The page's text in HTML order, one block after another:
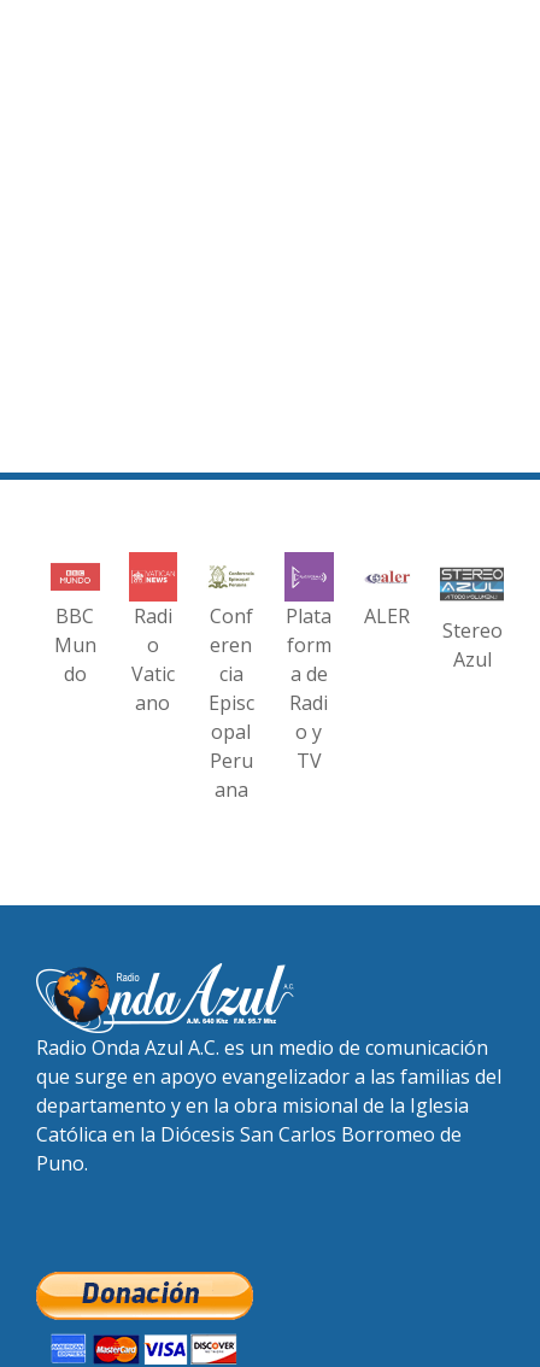
BBC
Mun
do
Radi
o
Vatic
ano
Conf
eren
cia
Episc
opal
Peru
ana
Plata
form
a de
Radi
o y
TV
ALER
Stereo
Azul
Radio Onda Azul A.C. es un medio de comunicación
que surge en apoyo evangelizador a las familias del
departamento y en la obra misional de la Iglesia
Católica en la Diócesis San Carlos Borromeo de
Puno.